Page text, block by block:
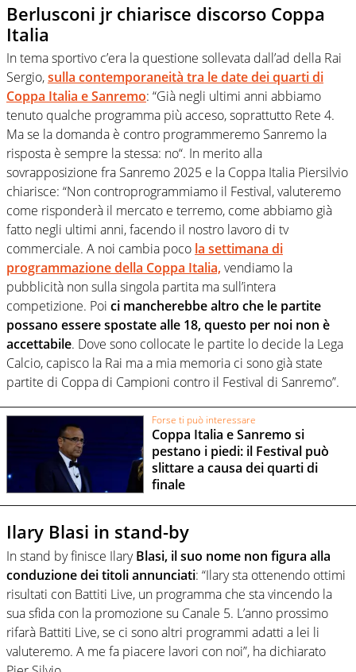
Berlusconi jr chiarisce discorso Coppa
Italia
In tema sportivo c’era la questione sollevata dall’ad della Rai
Sergio,sulla contemporaneità tra le date dei quarti di
Coppa Italia e Sanremo: “Già negli ultimi anni abbiamo
tenuto qualche programma più acceso, soprattutto Rete 4.
Ma se la domanda è contro programmeremo Sanremo la
risposta è sempre la stessa: no“. In merito alla
sovrapposizione fra Sanremo 2025 e la Coppa Italia Piersilvio
chiarisce: “Non controprogrammiamo il Festival, valuteremo
come risponderà il mercato e terremo, come abbiamo già
fatto negli ultimi anni, facendo il nostro lavoro di tv
commerciale. A noi cambia poco la settimana di
programmazione della Coppa Italia,vendiamo la
pubblicità non sulla singola partita ma sull’intera
competizione. Poi ci mancherebbe altro che le partite
possano essere spostate alle 18, questo per noi non è
accettabile. Dove sono collocate le partite lo decide la Lega
Calcio, capisco la Rai ma a mia memoria ci sono già state
partite di Coppa di Campioni contro il Festival di Sanremo”.
Forse ti può interessare
Coppa Italia e Sanremo si
pestano i piedi: il Festival può
slittare a causa dei quarti di
finale
Ilary Blasi in stand-by
In stand by finisce IlaryBlasi, il suo nome non figura alla
conduzione dei titoli annunciati: “Ilary sta ottenendo ottimi
risultati con Battiti Live, un programma che sta vincendo la
sua sfida con la promozione su Canale 5. L’anno prossimo
rifarà Battiti Live, se ci sono altri programmi adatti a lei li
valuteremo. A me fa piacere lavori con noi”, ha dichiarato